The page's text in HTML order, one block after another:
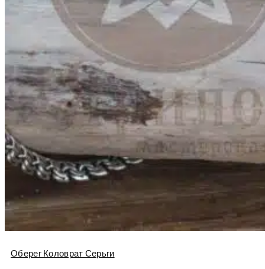
Оберег Коловрат Серьги